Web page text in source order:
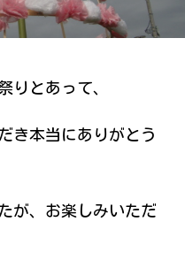
喜びを感じな
がら、 人と人
えていきたい
りとあって、
き本当にありがとう
が、お楽しみいただ